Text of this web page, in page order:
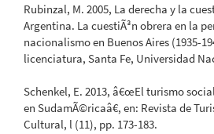
Rubinzal, M. 2005, La derecha y la
Argentina. La cuestiÃ³n obrera en la
nacionalismo en Buenos Aires (1935-
licenciatura, Santa Fe, Universidad
Schenkel, E. 2013, â€œEl turismo
en SudamÃ©ricaâ€, en: Revista de
Cultural, l (11), pp. 173-183.